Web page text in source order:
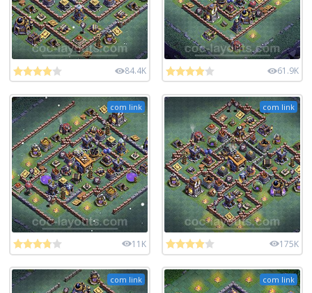
84.4K 61.9K
com link
11K
com link
175K
com link com link